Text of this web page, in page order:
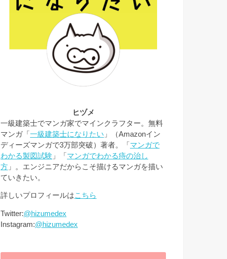
ヒヅメ
一級建築士でマンガ家でマインクラフター。無料
マンガ「一級建築士になりたい 」（Amazonイン
ディーズマンガで3万部突破）著者。「マンガで
わかる製図試験 」「マンガでわかる痔の治し
方 」。エンジニアだからこそ描けるマンガを描い
ていきたい。
詳しいプロフィールはこちら
Twitter:@hizumedex
Instagram:@hizumedex